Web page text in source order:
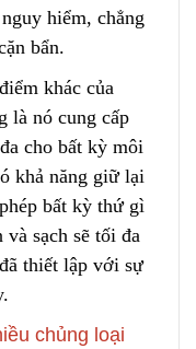
hiểm, chẳng
bẩn.
khác của
là nó cung cấp
cho bất kỳ môi
khả năng giữ lại
bất kỳ thứ gì
và sạch sẽ tối đa
thiết lập với sự
chủng loại